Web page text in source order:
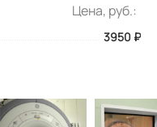
Цена, руб.:
3950 ₽